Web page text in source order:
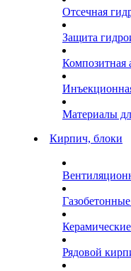
Отсечная
Защита
Композитная
Материалы
Кирпич, блоки
Рядовой